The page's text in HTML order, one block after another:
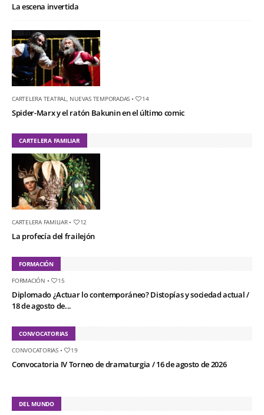
La escena invertida
CARTELERA TEATRAL NUEVAS TEMPORADAS • 14
Spider-Marx y el ratón Bakunin en el último comic
CARTELERA FAMILIAR
CARTELERA FAMILIAR• 12
La profecía del frailejón
FORMACIÓN
FORMACIÓN • 15
Diplomado ¿Actuar lo contemporáneo? Distopías y sociedad actual /
18 de agosto de...
CONVOCATORIAS
CONVOCATORIAS• 19
Convocatoria IV Torneo de dramaturgia / 16 de agosto de 2026
DEL MUNDO